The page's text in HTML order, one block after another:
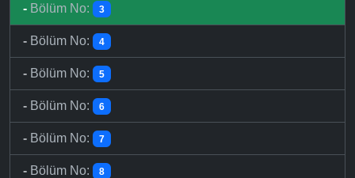
- Bölüm No: 3
- Bölüm No: 4
- Bölüm No: 5
- Bölüm No: 6
- Bölüm No: 7
- Bölüm No: 8